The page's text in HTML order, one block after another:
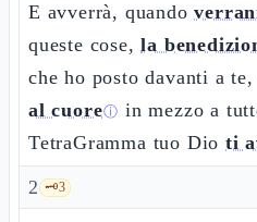
E avverrà, quando
queste cose,la
che ho posto davanti a
al cuoreⓘ in mezzo a
TetraGramma tuo Dioti
2 🗝️3